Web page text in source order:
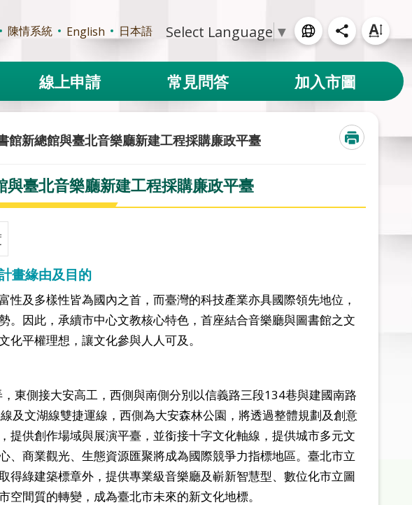
陳情系統 English 日本語 Select Language ▼
線上申請 常見問答 加入市圖
館新總館與臺北音樂廳新建工程採購廉政平臺
與臺北音樂廳新建工程採購廉政平臺
畫緣由及目的
及多樣性皆為國內之首，而臺灣的科技產業亦具國際領先地位，
。因此，承續市中心文教核心特色，首座結合音樂廳與圖書館之文
平權理想，讓文化參與人人可及。
東側接大安高工，西側與南側分別以信義路三段134巷與建國南路
及文湖線雙捷運線，西側為大安森林公園，將透過整體規劃及創意
提供創作場域與展演平臺，並銜接十字文化軸線，提供城市多元文
、商業觀光、生態資源匯聚將成為國際競爭力指標地區。臺北市立
得綠建築標章外，提供專業級音樂廳及嶄新智慧型、數位化市立圖
間質的轉變，成為臺北市未來的新文化地標。